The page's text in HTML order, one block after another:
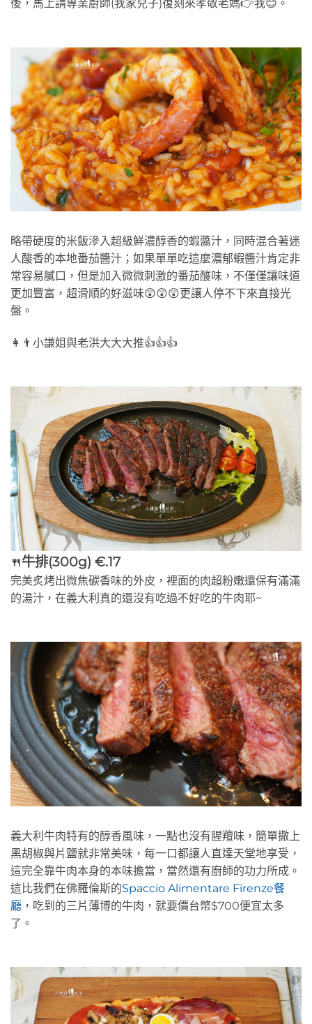
後，馬上請專業廚師(我家兒子)復刻來孝敬老媽👉我😊。
略帶硬度的米飯滲入超級鮮濃醇香的蝦醬汁，同時混合著迷
人酸香的本地番茄醬汁；如果單單吃這麼濃郁蝦醬汁肯定非
常容易膩口，但是加入微微刺激的番茄酸味，不僅僅讓味道
更加豐富，超滑順的好滋味😲😲😲更讓人停不下來直接光
盤。
👩👨小謙姐與老洪大大大推👍👍👍
🍴牛排(300g) €.17
完美炙烤出微焦碳香味的外皮，裡面的肉超粉嫩還保有滿滿
的湯汁，在義大利真的還沒有吃過不好吃的牛肉耶~
義大利牛肉特有的醇香風味，一點也沒有腥羶味，簡單撒上
黑胡椒與片鹽就非常美味，每一口都讓人直達天堂地享受，
這完全靠牛肉本身的本味擔當，當然還有廚師的功力所成。
這比我們在佛羅倫斯的Spaccio Alimentare Firenze餐
廳 ，吃到的三片薄博的牛肉，就要價台幣$700便宜太多
了。